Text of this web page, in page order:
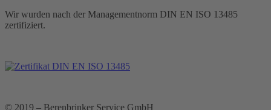
Wir wurden nach der Managementnorm DIN EN ISO 13485
zertifiziert.
© 2019 – Berenbrinker Service GmbH